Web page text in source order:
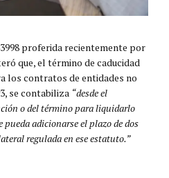
proferida recientemente por
que, el término de caducidad
los contratos de entidades no
se contabiliza “desde el
o del término para liquidarlo
adicionarse el plazo de dos
regulada en ese estatuto.”